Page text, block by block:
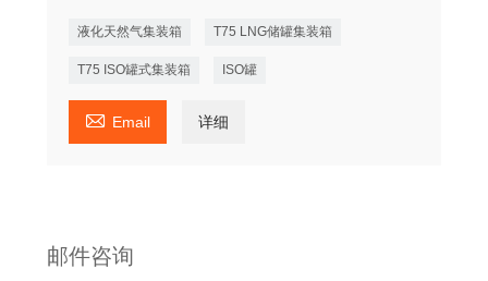
液化天然气集装箱 T75 LNG储罐集装箱
T75 ISO罐式集装箱 ISO罐
 Email 详细
邮件咨询